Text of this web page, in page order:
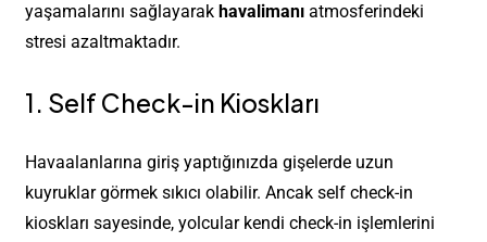
yaşamalarını sağlayarak havalimanıatmosferindeki
stresi azaltmaktadır.
1. Self Check-in Kioskları
Havaalanlarına giriş yaptığınızda gişelerde uzun
kuyruklar görmek sıkıcı olabilir. Ancak self check-in
kioskları sayesinde, yolcular kendi check-in işlemlerini